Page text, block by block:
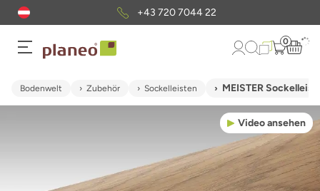
+43 720 7044 22
0
Bodenwelt Zubehör Sockelleisten MEISTER
Video ansehen